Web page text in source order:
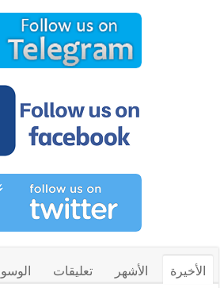
الأخيرة الأشهر تعليقات